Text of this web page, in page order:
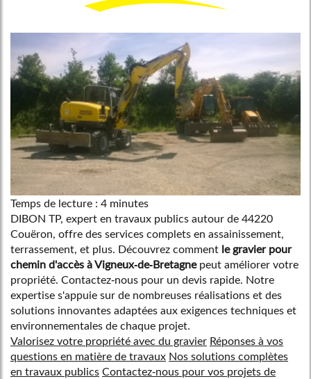
Temps de lecture : 4 minutes
DIBON TP, expert en travaux publics autour de 44220
Couëron, offre des services complets en assainissement,
terrassement, et plus. Découvrez comment le gravier pour
chemin d'accès à Vigneux-de-Bretagnepeut améliorer votre
propriété. Contactez-nous pour un devis rapide. Notre
expertise s'appuie sur de nombreuses réalisations et des
solutions innovantes adaptées aux exigences techniques et
environnementales de chaque projet.
Valorisez votre propriété avec du gravier Réponses à vos
questions en matière de travaux Nos solutions complètes
en travaux publics Contactez-nous pour vos projets de